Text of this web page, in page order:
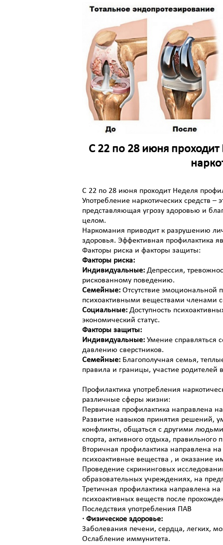
С 22 по 28 июня
С 22 по 28 июня проходит Неделя
Употребление наркотических средств
представляющая угрозу здоровью и
целом.
Наркомания приводит к разрушению
здоровья. Эффективная профилактика
Факторы риска и факторы защиты:
Факторы риска:
Индивидуальные: Депрессия,
рискованному поведению.
Семейные: Отсутствие эмоциональной
психоактивными веществами членами
Социальные: Доступность
экономический статус.
Факторы защиты:
Индивидуальные: Умение справляться
давлению сверстников.
Семейные: Благополучная семья,
правила и границы, участие
Профилактика употребления
различные сферы жизни:
Первичная профилактика направлена
Развитие навыков принятия решений,
конфликты, общаться с другими
спорта, активного отдыха, правильного
Вторичная профилактика направлена
психоактивные вещества , и оказание
Проведение скрининговых
образовательных учреждениях, на
Третичная профилактика направлена
психоактивных веществ после
Последствия употребления ПАВ
· Физическое здоровье:
Заболевания печени, сердца, легких,
Ослабление иммунитета.